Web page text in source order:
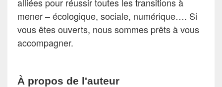
mener – écologique, sociale, numérique…. Si
vous êtes ouverts, nous sommes prêts à vous
accompagner.
À propos de l'auteur